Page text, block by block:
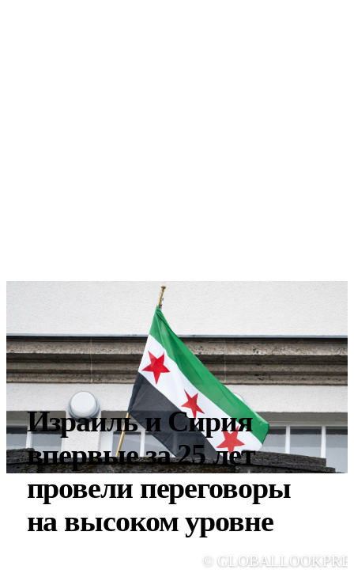
Израиль и Сирия
впервые за 25 лет
провели переговоры
на высоком уровне
©